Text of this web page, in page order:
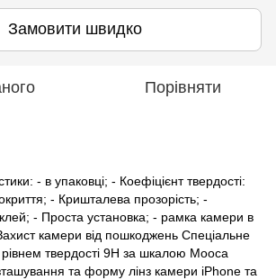
Замовити швидко
Порівняти
- в упаковці; - Коефіцієнт твердості:
- Кришталева прозорість; -
- Проста установка; - рамка камери в
камери від пошкоджень Спеціальне
рівнем твердості 9Н за шкалою Мооса
та форму лінз камери iPhone та